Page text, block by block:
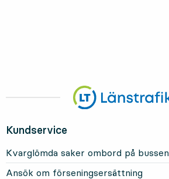
Kundservice
Kvarglömda saker ombord på bussen
Ansök om förseningsersättning